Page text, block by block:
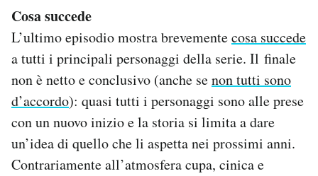
Cosa succede
L’ultimo episodio mostra brevementecosa succede
a tutti i principali personaggi della serie. Il finale
non è netto e conclusivo (anche senon tutti sono
d’accordo): quasi tutti i personaggi sono alle prese
con un nuovo inizio e la storia si limita a dare
un’idea di quello che li aspetta nei prossimi anni.
Contrariamente all’atmosfera cupa, cinica e